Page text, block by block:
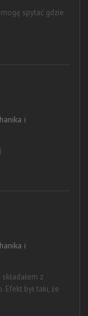
spytać gdzie
i
i
z
był taki, że